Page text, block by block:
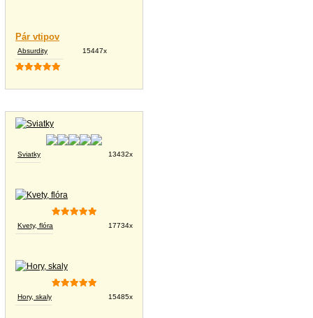
Pár vtipov
Absurdity 15447x
Sviatky 13432x
Kvety, flóra 17734x
Hory, skaly 15485x